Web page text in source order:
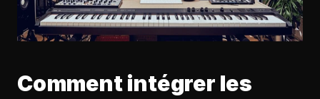
Comment intégrer les